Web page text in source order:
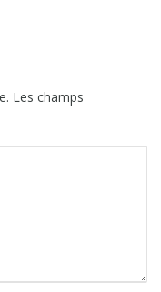
Les champs